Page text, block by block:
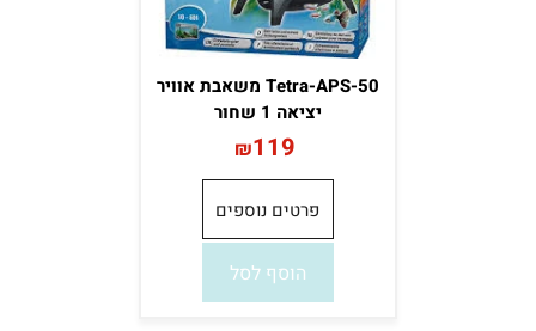
Tetra-APS-50 משאבת אוויר
יציאה 1 שחור
₪119
פרטים נוספים
הוסף לסל